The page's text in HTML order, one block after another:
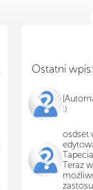
Ostatni
:)
osdset
Teraz